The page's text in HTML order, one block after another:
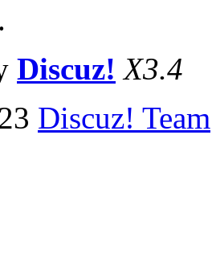
Discuz! X3.4
Discuz! Team